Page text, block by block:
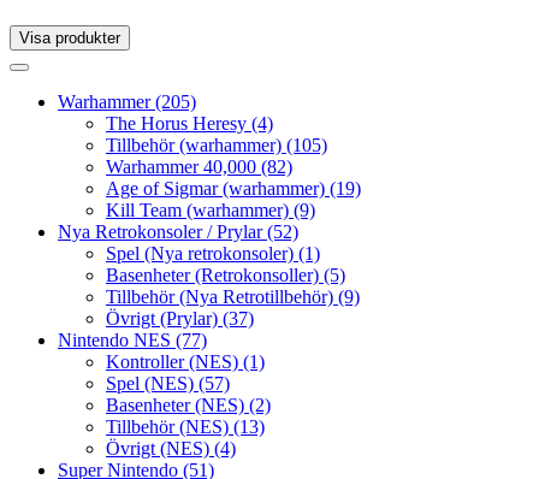
Visa produkter
Toggle
Toggle
navigationWarhammer(205)
The Horus Heresy (4)
Tillbehör (warhammer) (105)
Warhammer 40,000 (82)
Age of Sigmar (warhammer) (19)
Kill Team (warhammer) (9)
Nya Retrokonsoler / Prylar(52)
Spel (Nya retrokonsoler) (1)
Basenheter (Retrokonsoller) (5)
Tillbehör (Nya Retrotillbehör) (9)
Övrigt (Prylar) (37)
Nintendo NES (77)
Kontroller (NES) (1)
Spel (NES) (57)
Basenheter (NES) (2)
Tillbehör (NES) (13)
Övrigt (NES) (4)
Super Nintendo (51)